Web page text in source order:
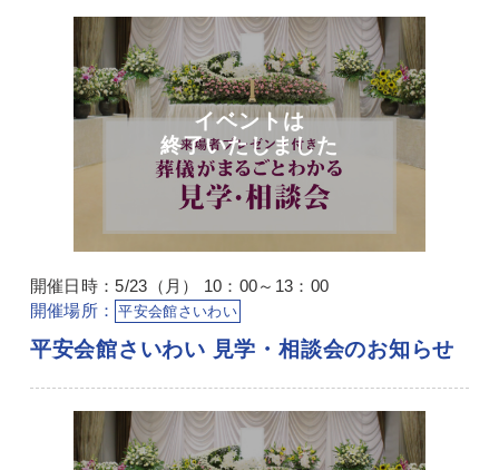
開催日時：5/23（月） 10：00～13：00
開催場所：
平安会館さいわい
平安会館さいわい 見学・相談会のお知らせ